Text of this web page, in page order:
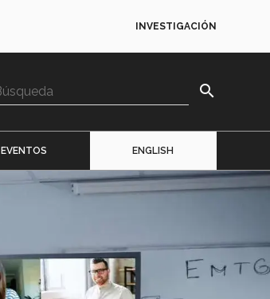
INVESTIGACIÓN
search
EVENTOS ENGLISH